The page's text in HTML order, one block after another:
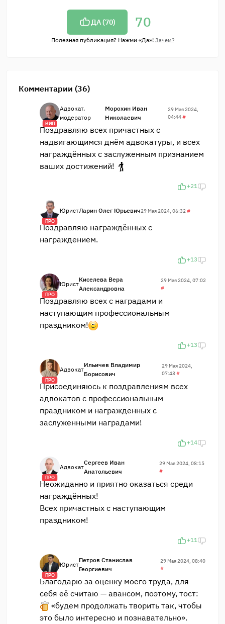
ДА (70) 70
Полезная публикация? Нажми «Да»! Зачем?
Комментарии (36)
ВИП
Адвокат,
модератор
Морохин Иван
Николаевич
29 Мая 2024,
04:44#
Поздравляю всех причастных с
надвигающимся днём адвокатуры, и всех
награждённых с заслуженным признанием
ваших достижений!
+21
ПРО
ЮристЛарин Олег Юрьевич29 Мая 2024, 06:32 #
Поздравляю награждённых с
награждением.
+13
ПРО
Юрист
Киселева Вера
Александровна
29 Мая 2024, 07:02
#
Поздравляю всех с наградами и
наступающим профессиональным
праздником!
+13
ПРО
Адвокат
Ильичев Владимир
Борисович
29 Мая 2024,
07:43#
Присоединяюсь к поздравлениям всех
адвокатов с профессиональным
праздником и награжденных с
заслуженными наградами!
+14
ПРО
Адвокат
Сергеев Иван
Анатольевич
29 Мая 2024, 08:15
#
Неожиданно и приятно оказаться среди
награждённых!
Всех причастных с наступающим
праздником!
+11
ПРО
Юрист
Петров Станислав
Георгиевич
29 Мая 2024, 08:40
#
Благодарю за оценку моего труда, для
себя её считаю — авансом, поэтому, тост:
«будем продолжать творить так, чтобы
это было интересно и познавательно».